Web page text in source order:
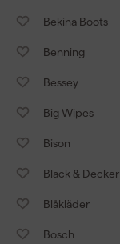
Bekina Boots
Benning
Bessey
Big Wipes
Bison
Black & Decker
Blåkläder
Bosch